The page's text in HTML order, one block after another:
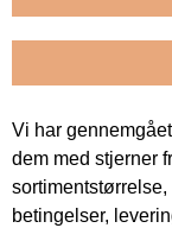
Vi har
dem med stjerner
betingelser,